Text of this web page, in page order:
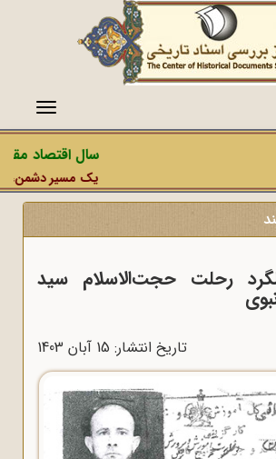
منو
سال اقتصاد
یک مسیر دشمن،
رحلت حجت‌الاسلام سید
تاریخ انتشار: 15 آبان 1403